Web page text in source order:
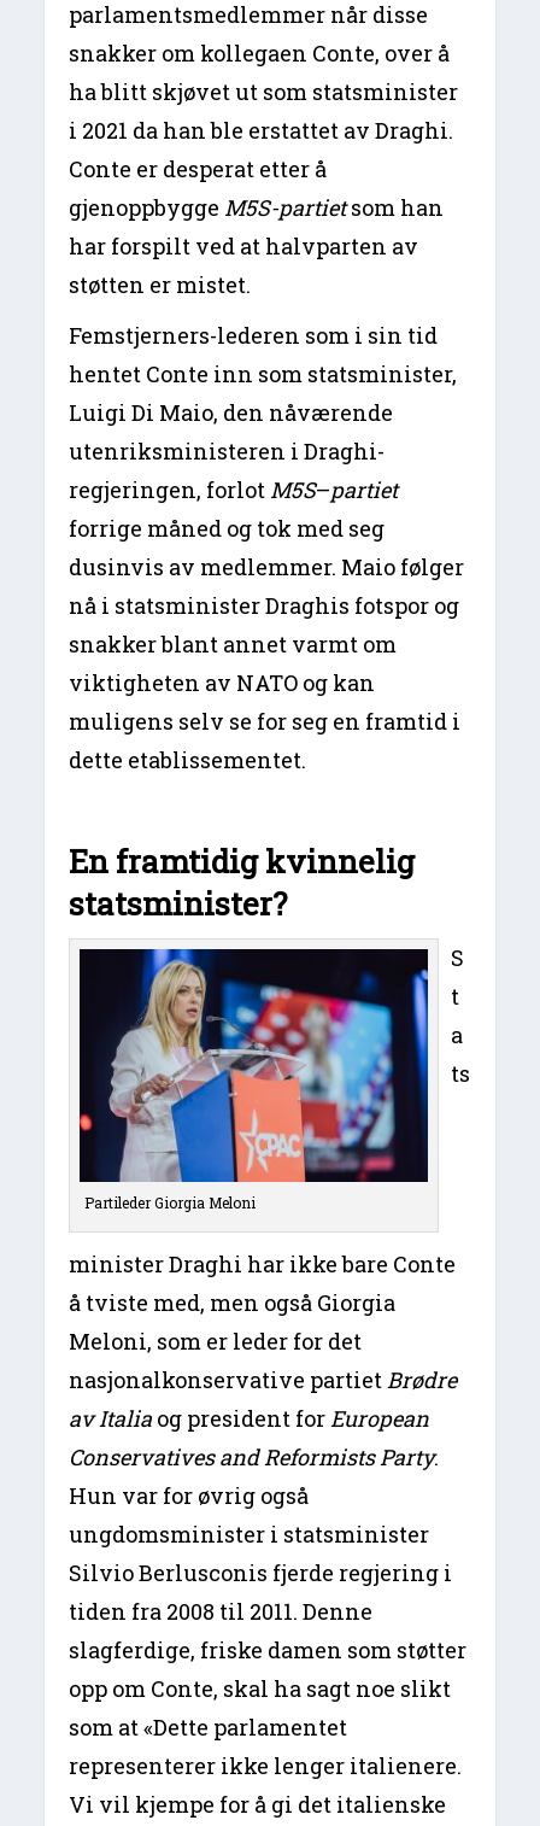
parlamentsmedlemmer når disse
snakker om kollegaen Conte, over å
ha blitt skjøvet ut som statsminister
i 2021 da han ble erstattet av Draghi.
Conte er desperat etter å
gjenoppbygge M5S-partietsom han
har forspilt ved at halvparten av
støtten er mistet.
Femstjerners-lederen som i sin tid
hentet Conte inn som statsminister,
Luigi Di Maio, den nåværende
utenriksministeren i Draghi-
regjeringen, forlot M5S–partiet
forrige måned og tok med seg
dusinvis av medlemmer. Maio følger
nå i statsminister Draghis fotspor og
snakker blant annet varmt om
viktigheten av NATO og kan
muligens selv se for seg en framtid i
dette etablissementet.
En framtidig kvinnelig
statsminister?
Partileder Giorgia Meloni
S
t
a
ts
minister Draghi har ikke bare Conte
å tviste med, men også Giorgia
Meloni, som er leder for det
nasjonalkonservative partietBrødre
av Italia og president forEuropean
Conservatives and Reformists Party.
Hun var for øvrig også
ungdomsminister i statsminister
Silvio Berlusconis fjerde regjering i
tiden fra 2008 til 2011. Denne
slagferdige, friske damen som støtter
opp om Conte, skal ha sagt noe slikt
som at «Dette parlamentet
representerer ikke lenger italienere.
Vi vil kjempe for å gi det italienske